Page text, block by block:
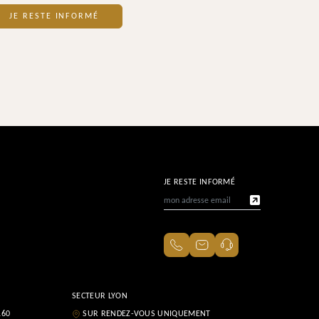
JE RESTE INFORMÉ
JE RESTE INFORMÉ
SECTEUR LYON
SUR RENDEZ-VOUS UNIQUEMENT